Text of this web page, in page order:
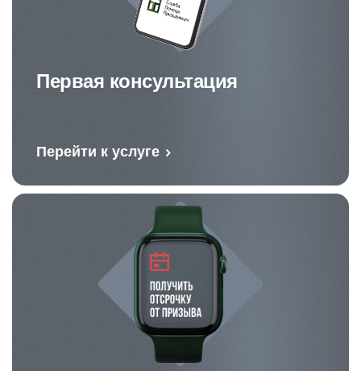
Первая консультация
Перейти к услуге